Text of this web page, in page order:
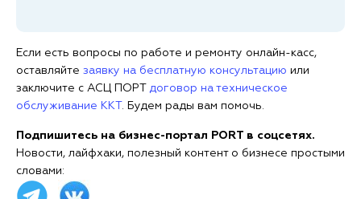
Если есть вопросы по работе и ремонту онлайн-касс,
оставляйте заявку на бесплатную консультацию или
заключите с АСЦ ПОРТ договор на техническое
обслуживание ККТ . Будем рады вам помочь.
Подпишитесь на бизнес-портал PORT в соцсетях.
Новости, лайфхаки, полезный контент о бизнесе простыми
словами: